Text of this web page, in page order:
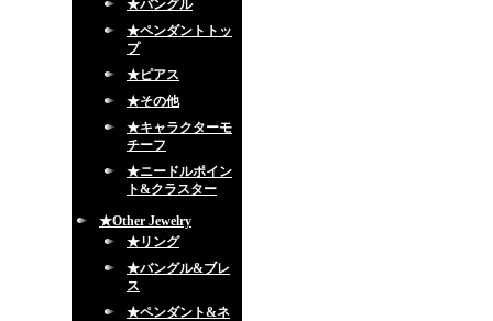
★バングル
★ペンダントトッ
プ
★ピアス
★その他
★キャラクターモ
チーフ
★ニードルポイン
ト&クラスター
★Other Jewelry
★リング
★バングル&ブレ
ス
★ペンダント&ネ